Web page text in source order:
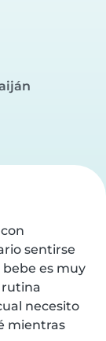
sentirse
es muy
rutina
necesito
mientras